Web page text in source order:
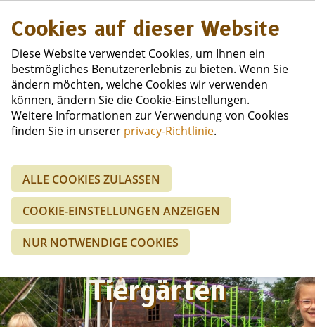
Vergnügungsparks,
Spielplätze und
Tiergärten
Cookies auf dieser Website
Diese Website verwendet Cookies, um Ihnen ein
bestmögliches Benutzererlebnis zu bieten. Wenn Sie
ändern möchten, welche Cookies wir verwenden
können, ändern Sie die Cookie-Einstellungen.
Weitere Informationen zur Verwendung von Cookies
finden Sie in unserer privacy-Richtlinie.
ALLE COOKIES ZULASSEN
COOKIE-EINSTELLUNGEN ANZEIGEN
NUR NOTWENDIGE COOKIES